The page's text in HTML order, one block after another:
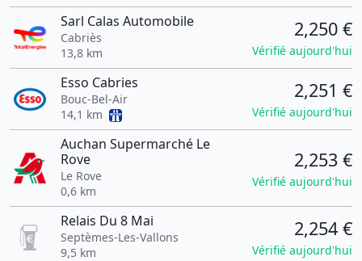
Sarl Calas Automobile
Cabriès
13,8 km
2,250 €
Vérifié aujourd'hui
Esso Cabries
Bouc-Bel-Air
14,1 km
2,251 €
Vérifié aujourd'hui
Auchan Supermarché Le
Rove
Le Rove
0,6 km
2,253 €
Vérifié aujourd'hui
Relais Du 8 Mai
Septèmes-Les-Vallons
9,5 km
2,254 €
Vérifié aujourd'hui